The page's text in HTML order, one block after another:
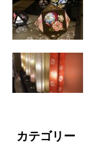
カテゴリー